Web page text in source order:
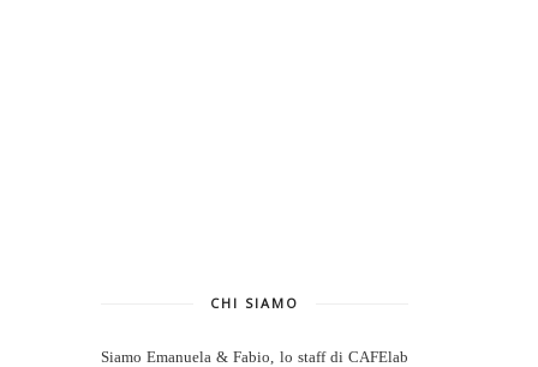
CHI SIAMO
Siamo Emanuela & Fabio, lo staff di CAFElab